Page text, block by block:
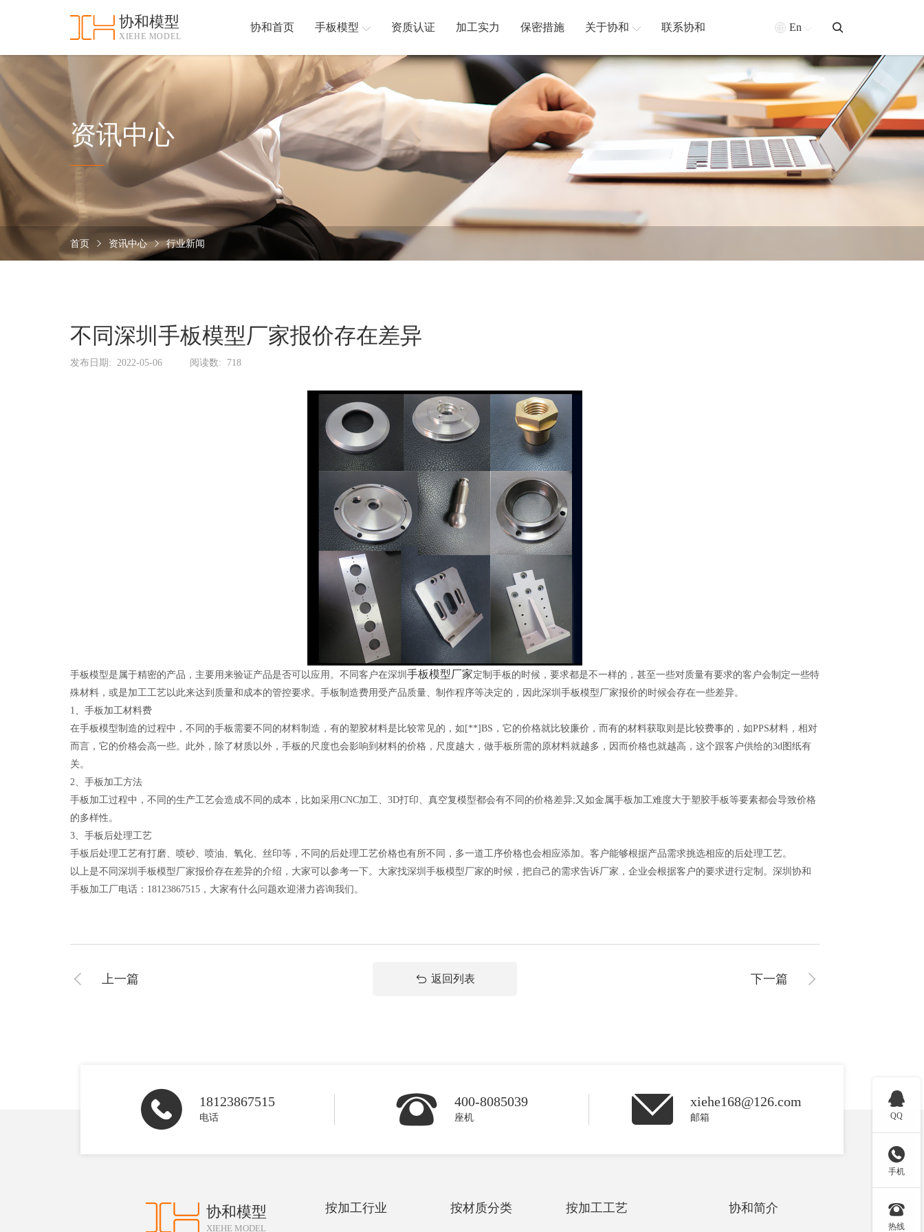
协和模型
XIEHE MODEL
协和首页 手板模型 资质认证 加工实力 保密措施 关于协和 联系协和 En
资讯中心
首页 资讯中心 行业新闻
不同深圳手板模型厂家报价存在差异
发布日期: 2022-05-06 阅读数: 718
手板模型是属于精密的产品，主要用来验证产品是否可以应用。不同客户在深圳 手板模型厂家定制手板的时候，要求都是不一样的，甚至一些对质量有要求的客户会制定一些特
殊材料，或是加工工艺以此来达到质量和成本的管控要求。手板制造费用受产品质量、制作程序等决定的，因此深圳手板模型厂家报价的时候会存在一些差异。
1、手板加工材料费
在手板模型制造的过程中，不同的手板需要不同的材料制造，有的塑胶材料是比较常见的，如[**]BS，它的价格就比较廉价，而有的材料获取则是比较费事的，如PPS材料，相对
而言，它的价格会高一些。此外，除了材质以外，手板的尺度也会影响到材料的价格，尺度越大，做手板所需的原材料就越多，因而价格也就越高，这个跟客户供给的3d图纸有
关。
2、手板加工方法
手板加工过程中，不同的生产工艺会造成不同的成本，比如采用CNC加工、3D打印、真空复模型都会有不同的价格差异;又如金属手板加工难度大于塑胶手板等要素都会导致价格
的多样性。
3、手板后处理工艺
手板后处理工艺有打磨、喷砂、喷油、氧化、丝印等，不同的后处理工艺价格也有所不同，多一道工序价格也会相应添加。客户能够根据产品需求挑选相应的后处理工艺。
以上是不同深圳手板模型厂家报价存在差异的介绍，大家可以参考一下。大家找深圳手板模型厂家的时候，把自己的需求告诉厂家，企业会根据客户的要求进行定制。深圳协和
手板加工厂电话：18123867515，大家有什么问题欢迎潜力咨询我们。
上一篇 返回列表 下一篇
18123867515
电话
400-8085039
座机
xiehe168@126.com
邮箱
协和模型
XIEHE MODEL
按加工行业 按材质分类 按加工工艺 协和简介
和
首
页
手
型
资
认
加
实
保
密
施

QQ

手机

热线